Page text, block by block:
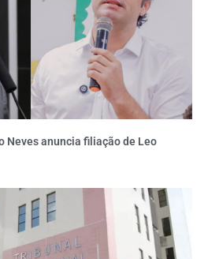
Neves anuncia filiação de Leo